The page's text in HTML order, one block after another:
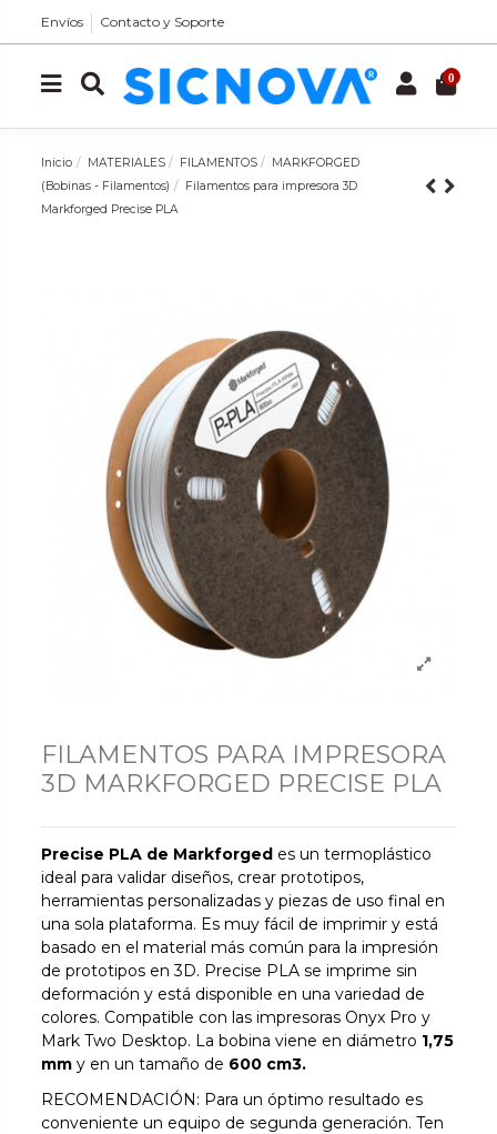
Envíos Contacto y Soporte
0
Inicio MATERIALES FILAMENTOS
MARKFORGED
(Bobinas - Filamentos)
Filamentos para impresora 3D
Markforged Precise PLA
FILAMENTOS PARA IMPRESORA
3D MARKFORGED PRECISE PLA
Precise PLA de Markforged es un termoplástico
ideal para validar diseños, crear prototipos,
herramientas personalizadas y piezas de uso final en
una sola plataforma. Es muy fácil de imprimir y está
basado en el material más común para la impresión
de prototipos en 3D. Precise PLA se imprime sin
deformación y está disponible en una variedad de
colores. Compatible con las impresoras Onyx Pro y
Mark Two Desktop. La bobina viene en diámetro 1,75
mm y en un tamaño de 600 cm3.
RECOMENDACIÓN: Para un óptimo resultado es
conveniente un equipo de segunda generación. Ten